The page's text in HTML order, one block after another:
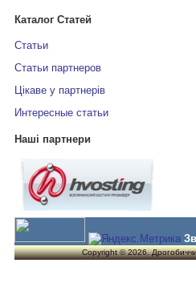
Каталог Статей
Статьи
Статьи партнеров
Цікаве у партнерів
Интересные статьи
Наші партнери
Copyright © 2026.